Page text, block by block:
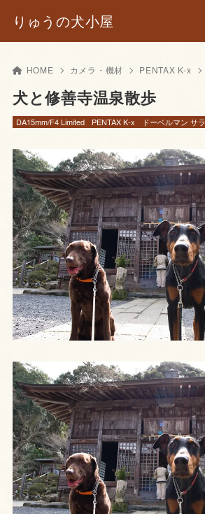
りゅうの犬小屋
HOME カメラ・機材 PENTAX K-x
犬と修善寺温泉散歩
DA15mm/F4 Limited PENTAX K-x ドーベルマン サラ